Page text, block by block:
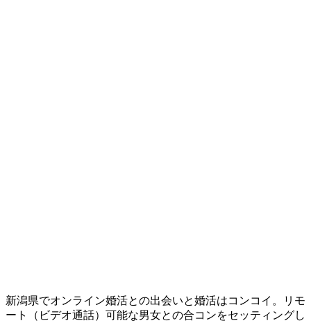
新潟県でオンライン婚活との出会いと婚活はコンコイ。リモ
ート（ビデオ通話）可能な男女との合コンをセッティングし